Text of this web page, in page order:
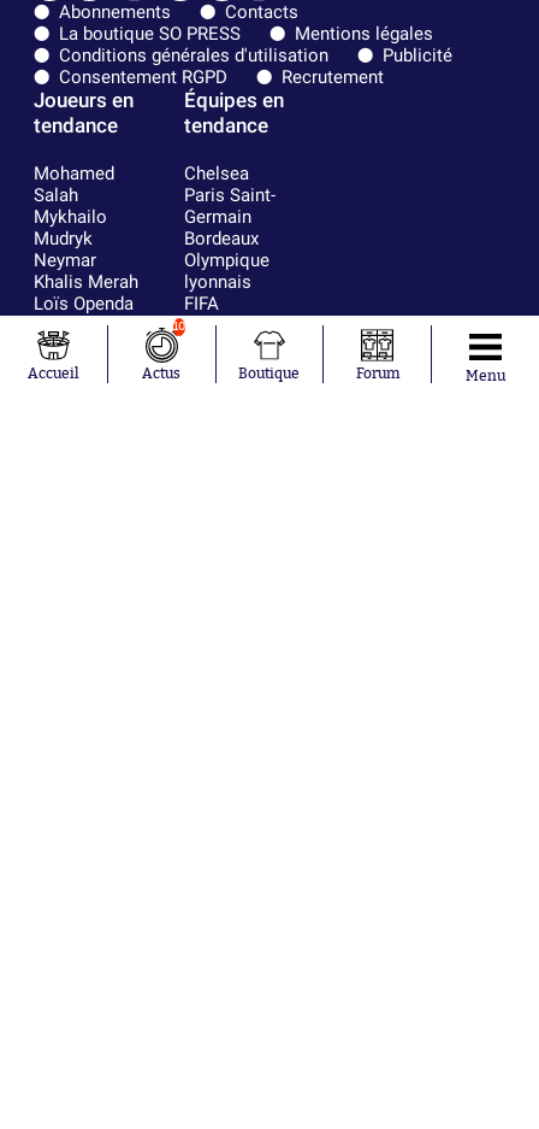
Abonnements
Contacts
La boutique SO PRESS
Mentions légales
Conditions générales d'utilisation
Publicité
Consentement RGPD
Recrutement
Joueurs en
tendance
Mohamed
Salah
Mykhailo
Mudryk
Neymar
Khalis Merah
Loïs Openda
Moussa
Niakhaté
Nicolás
Tagliafico
Équipes en
tendance
Chelsea
Paris Saint-
Germain
Bordeaux
Olympique
lyonnais
FIFA
Real Madrid
RC Strasbourg
AC Milan
France
Accueil
10
Actus Boutique Forum Menu